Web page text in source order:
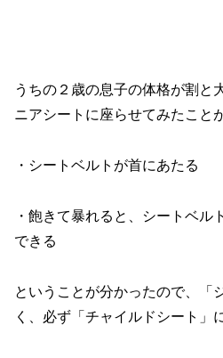
うちの２歳の息子の体格が割と
ニアシートに座らせてみたこと
・シートベルトが首にあたる
・飽きて暴れると、シートベ
できる
ということが分かったので、「
く、必ず「チャイルドシート」